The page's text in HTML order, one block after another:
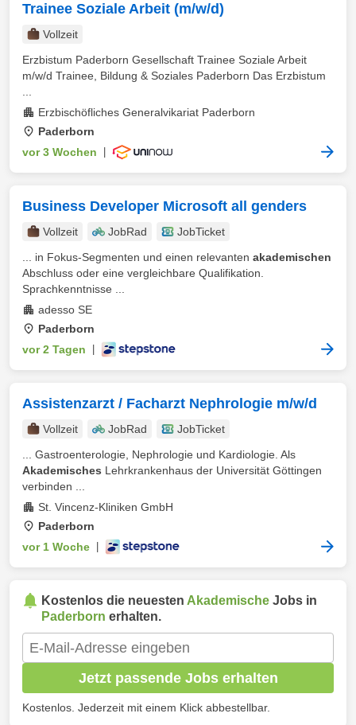
Trainee Soziale Arbeit (m/w/d)
Vollzeit
Erzbistum Paderborn Gesellschaft Trainee Soziale Arbeit
m/w/d Trainee, Bildung & Soziales Paderborn Das Erzbistum
Erzbischöfliches Generalvikariat Paderborn
Paderborn
vor 3 Wochen
Business Developer Microsoft all genders
Vollzeit JobRad
JobTicket
... in Fokus-Segmenten und einen relevanten akademischen
Abschluss oder eine vergleichbare Qualifikation.
Sprachkenntnisse ...
adesso SE
Paderborn
vor 2 Tagen
Assistenzarzt / Facharzt Nephrologie m/w/d
Vollzeit JobRad
JobTicket
... Gastroenterologie, Nephrologie und Kardiologie. Als
Akademisches Lehrkrankenhaus der Universität Göttingen
verbinden ...
St. Vincenz-Kliniken GmbH
Paderborn
vor 1 Woche
Kostenlos die neuesten Akademische Jobs in
Paderborn erhalten.
Jetzt passende Jobs erhalten
Kostenlos. Jederzeit mit einem Klick abbestellbar.